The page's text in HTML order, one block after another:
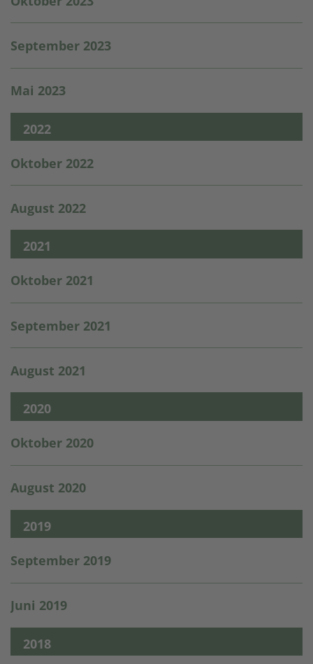
September 2023
Mai 2023
2022
Oktober 2022
August 2022
2021
Oktober 2021
September 2021
August 2021
2020
Oktober 2020
August 2020
2019
September 2019
Juni 2019
2018